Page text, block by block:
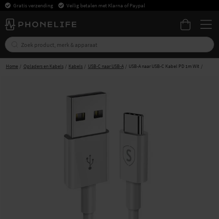
Gratis verzending Veilig betalen met Klarna of Paypal
Home Opladers en Kabels Kabels USB-C naar USB-A USB-A naar USB-C Kabel PD 1m Wit